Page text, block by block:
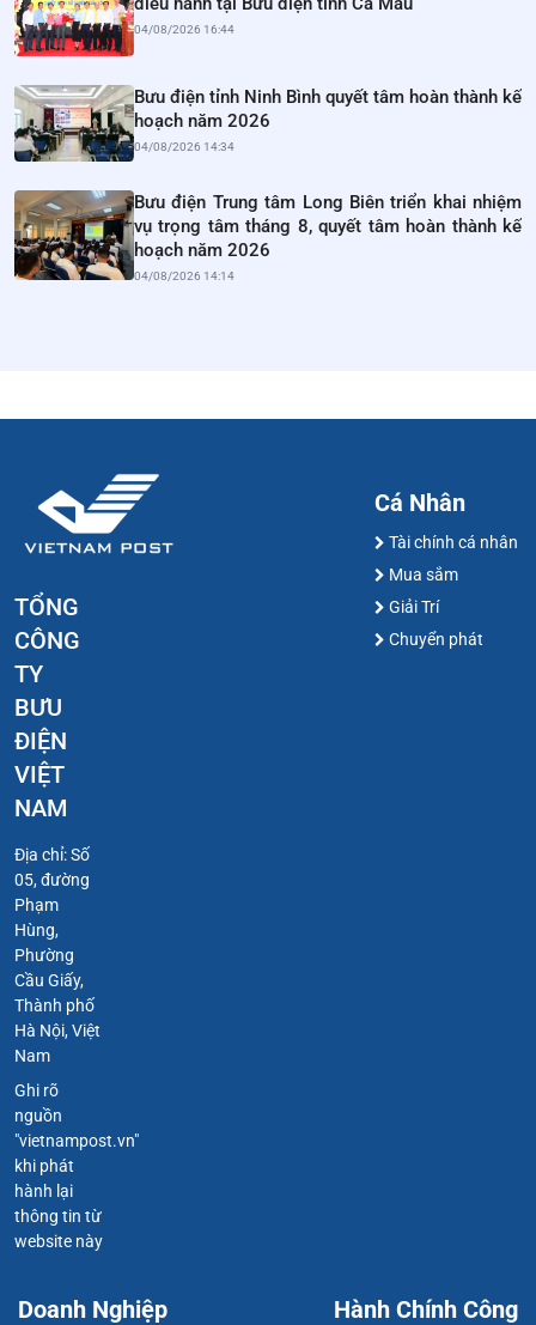
04/08/2026 16:44
Bưu điện tỉnh Ninh Bình quyết tâm hoàn thành kế
hoạch năm 2026
04/08/2026 14:34
Bưu điện Trung tâm Long Biên triển khai nhiệm
vụ trọng tâm tháng 8, quyết tâm hoàn thành kế
hoạch năm 2026
04/08/2026 14:14
TỔNG
CÔNG
TY
BƯU
ĐIỆN
VIỆT
NAM
Địa chỉ: Số
05, đường
Phạm
Hùng,
Phường
Cầu Giấy,
Thành phố
Hà Nội, Việt
Nam
Ghi rõ
nguồn
"vietnampost.vn"
khi phát
hành lại
thông tin từ
website này
Cá Nhân
Tài chính cá nhân
Mua sắm
Giải Trí
Chuyển phát
Doanh Nghiệp Hành Chính Công